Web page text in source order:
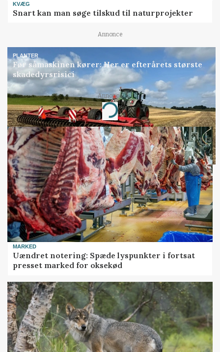
KVÆG
Snart kan man søge tilskud til naturprojekter
Annonce
PLANTER
Før såmaskinen kører: Her er efterårets største
skadedyrsrisici
Annonce
Loading...
MARKED
Uændret notering: Spæde lyspunkter i fortsat
presset marked for oksekød